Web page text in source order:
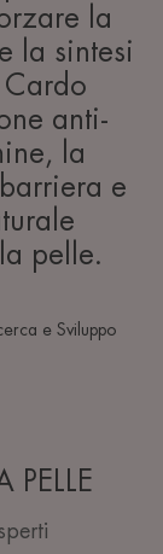
la
la sintesi
anti-
la
e
pelle.
e Sviluppo
PELLE